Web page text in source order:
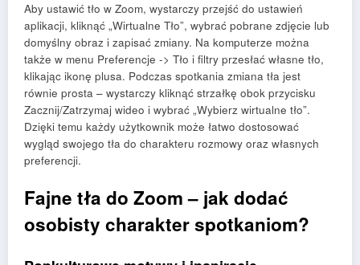
Aby ustawić tło w Zoom, wystarczy przejść do ustawień
aplikacji, kliknąć „Wirtualne Tło”, wybrać pobrane zdjęcie lub
domyślny obraz i zapisać zmiany. Na komputerze można
także w menu Preferencje -> Tło i filtry przesłać własne tło,
klikając ikonę plusa. Podczas spotkania zmiana tła jest
równie prosta – wystarczy kliknąć strzałkę obok przycisku
Zacznij/Zatrzymaj wideo i wybrać „Wybierz wirtualne tło”.
Dzięki temu każdy użytkownik może łatwo dostosować
wygląd swojego tła do charakteru rozmowy oraz własnych
preferencji.
Fajne tła do Zoom – jak dodać
osobisty charakter spotkaniom?